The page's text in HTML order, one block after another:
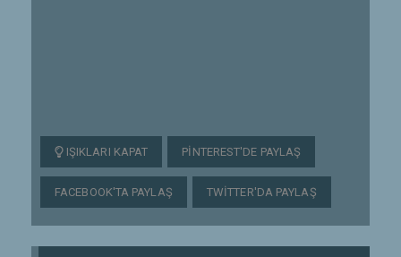
IŞIKLARI KAPAT PINTEREST'DE PAYLAŞ
FACEBOOK'TA PAYLAŞ TWITTER'DA PAYLAŞ